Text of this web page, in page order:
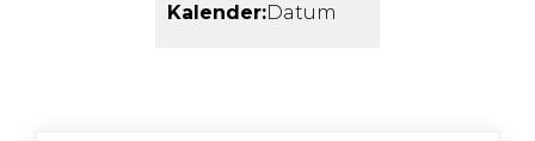
Kalender:Datum